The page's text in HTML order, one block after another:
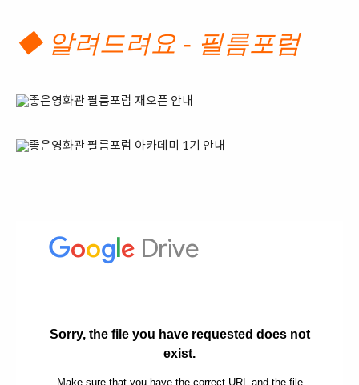
◆ 알려드려요 - 필름포럼